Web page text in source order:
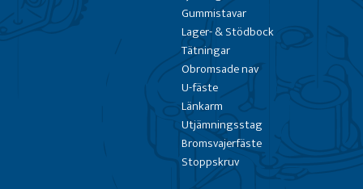
Gummistavar
Lager- & Stödbock
Tätningar
Obromsade nav
U-fäste
Länkarm
Utjämningsstag
Bromsvajerfäste
Stoppskruv